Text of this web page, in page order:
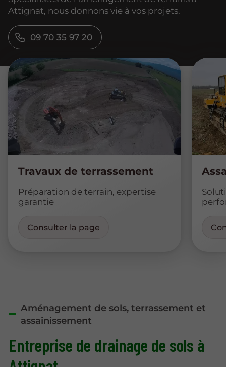
Attignat, nous donnons vie à vos projets.
09 70 35 97 20
Travaux de terrassement
Préparation de terrain, expertise
garantie
Consulter la page
Aménagement de sols, terrassement et
assainissement
Entreprise de drainage de sols à